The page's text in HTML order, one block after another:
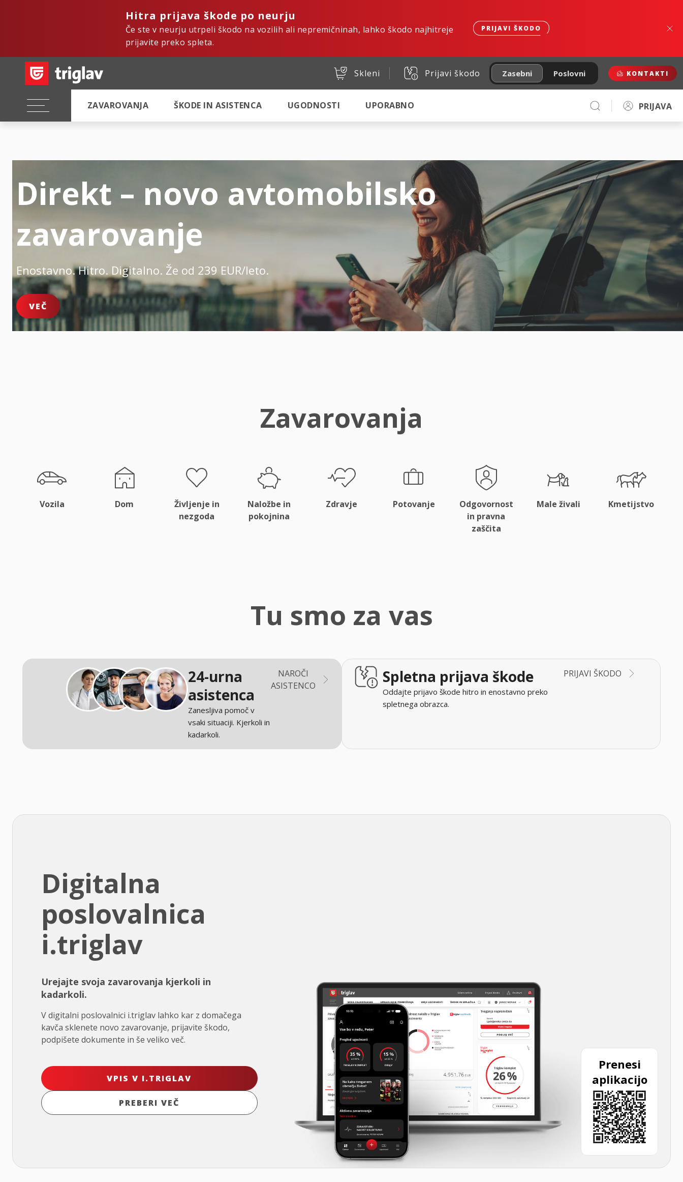
Hitra prijava škode po neurju
Če ste v neurju utrpeli škodo na vozilih ali nepremičninah, lahko škodo najhitreje
prijavite preko spleta.
PRIJAVI ŠKODO
Skleni Prijavi škodo Zasebni Poslovni KONTAKTI
ZAVAROVANJA ŠKODE IN ASISTENCA UGODNOSTI UPORABNO PRIJAVA
Direkt – novo avtomobilsko
zavarovanje
Enostavno. Hitro. Digitalno. Že od 239 EUR/leto.
VEČ
Zavarovanja
Vozila Dom
Življenje in
nezgoda
Naložbe in
pokojnina
Zdravje Potovanje
Odgovornost
in pravna
zaščita
Male živali Kmetijstvo
Tu smo za vas
24-urna
asistenca
Zanesljiva pomoč v
vsaki situaciji. Kjerkoli in
kadarkoli.
NAROČI
ASISTENCO
Spletna prijava škode
Oddajte prijavo škode hitro in enostavno preko
spletnega obrazca.
PRIJAVI ŠKODO
Digitalna
poslovalnica
i.triglav
Urejajte svoja zavarovanja kjerkoli in
kadarkoli.
V digitalni poslovalnici i.triglav lahko kar z domačega
kavča sklenete novo zavarovanje, prijavite škodo,
podpišete dokumente in še veliko več.
VPIS V I.TRIGLAV
PREBERI VEČ
Prenesi
aplikacijo